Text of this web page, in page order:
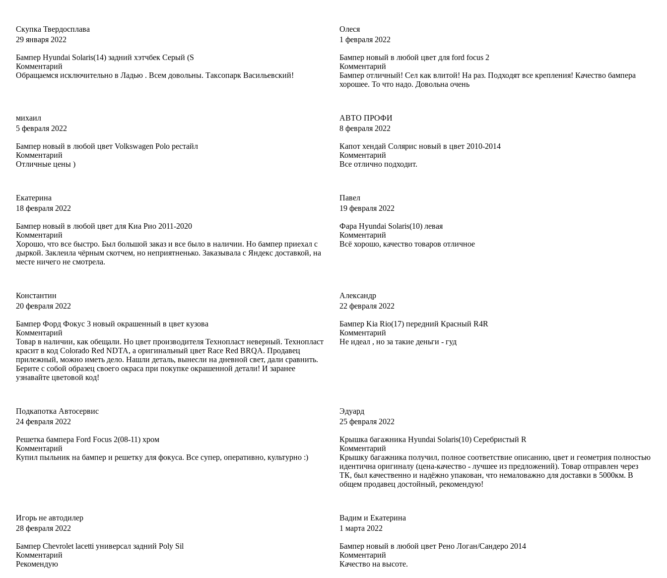
Скупка Твердосплава
29 января 2022
Бампер Hyundai Solaris(14) задний хэтчбек Серый (S
Комментарий
Обращаемся исключительно в Ладью . Всем довольны. Таксопарк Васильевский!
Олеся
1 февраля 2022
Бампер новый в любой цвет для ford focus 2
Комментарий
Бампер отличный! Сел как влитой! На раз. Подходят все крепления! Качество бампера
хорошее. То что надо. Довольна очень
михаил
5 февраля 2022
Бампер новый в любой цвет Volkswagen Polo рестайл
Комментарий
Отличные цены )
АВТО ПРОФИ
8 февраля 2022
Капот хендай Солярис новый в цвет 2010-2014
Комментарий
Все отлично подходит.
Екатерина
18 февраля 2022
Бампер новый в любой цвет для Киа Рио 2011-2020
Комментарий
Хорошо, что все быстро. Был большой заказ и все было в наличии. Но бампер приехал с
дыркой. Заклеила чёрным скотчем, но неприятненько. Заказывала с Яндекс доставкой, на
месте ничего не смотрела.
Павел
19 февраля 2022
Фара Hyundai Solaris(10) левая
Комментарий
Всё хорошо, качество товаров отличное
Константин
20 февраля 2022
Бампер Форд Фокус 3 новый окрашенный в цвет кузова
Комментарий
Товар в наличии, как обещали. Но цвет производителя Технопласт неверный. Технопласт
красит в код Colorado Red NDTA, а оригинальный цвет Race Red BRQA. Продавец
прилежный, можно иметь дело. Нашли деталь, вынесли на дневной свет, дали сравнить.
Берите с собой образец своего окраса при покупке окрашенной детали! И заранее
узнавайте цветовой код!
Александр
22 февраля 2022
Бампер Kia Rio(17) передний Красный R4R
Комментарий
Не идеал , но за такие деньги - гуд
Подкапотка Автосервис
24 февраля 2022
Решетка бампера Ford Focus 2(08-11) хром
Комментарий
Купил пыльник на бампер и решетку для фокуса. Все супер, оперативно, культурно :)
Эдуард
25 февраля 2022
Крышка багажника Hyundai Solaris(10) Серебристый R
Комментарий
Крышку багажника получил, полное соответствие описанию, цвет и геометрия полностью
идентична оригиналу (цена-качество - лучшее из предложений). Товар отправлен через
ТК, был качественно и надёжно упакован, что немаловажно для доставки в 5000км. В
общем продавец достойный, рекомендую!
Игорь не автодилер
28 февраля 2022
Бампер Chevrolet lacetti универсал задний Poly Sil
Комментарий
Рекомендую
Вадим и Екатерина
1 марта 2022
Бампер новый в любой цвет Рено Логан/Сандеро 2014
Комментарий
Качество на высоте.